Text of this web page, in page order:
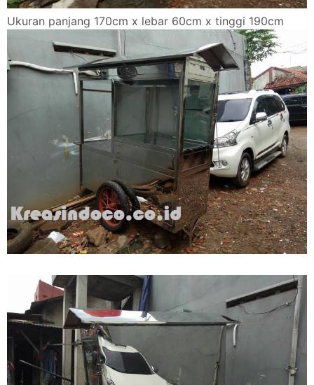
Ukuran panjang 170cm x lebar 60cm x tinggi 190cm